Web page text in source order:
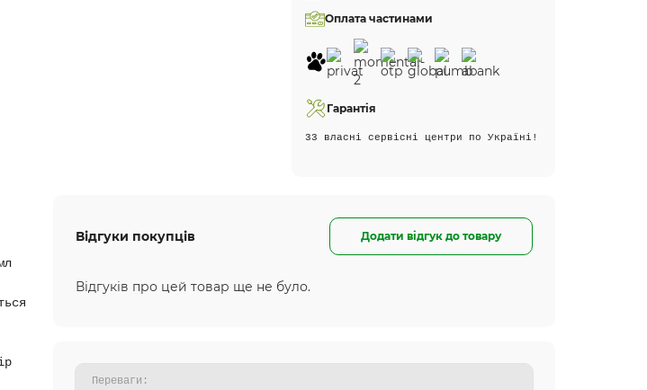
Оплата частинами
Гарантія
33 власні сервісні центри по Україні!
Відгуки покупців Додати відгук до товару
Відгуків про цей товар ще не було.